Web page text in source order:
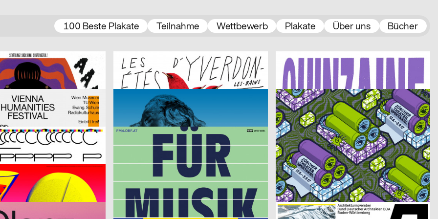
100 Beste Plakate Teilnahme Wettbewerb Plakate Über uns Bücher
Chau D Atelier Poisson CH
2017
LES ÉTÉS D’YVERDON [Sommer in Yverdon]
Atelier Poisson CH
2017
A
2017
HAMMER CH
2017
ZTS Zürcher Theater Spektakel 2017
2017
LWZ, Wittmann Michael
FM4
Henger Timm, Wetterney Martin D
2017
Rundgang HGB Leipzig 2017
Fußgänger
derhund.org CH
2017
Tribute to Tom Petty
Hubertus Design
2017
Studio Tillack Knöll, Studio Terhedebrügge